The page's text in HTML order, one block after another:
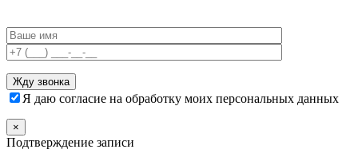
Я даю согласие на обработку моих персональных данных
×
Подтверждение записи